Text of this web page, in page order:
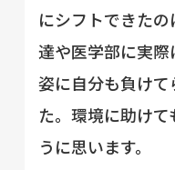
にシフトできた
達や医学部に実
姿に自分も負け
た。環境に助け
うに思います。